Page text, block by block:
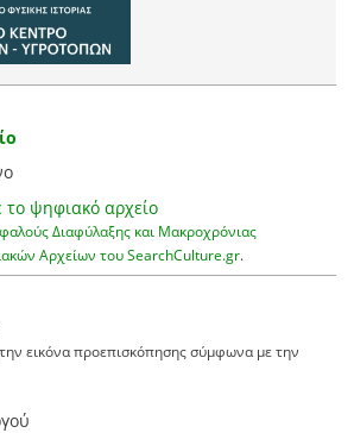
το ψηφιακό αρχείο
Διαφύλαξης και Μακροχρόνιας
Αρχείων του SearchCulture.gr.
εικόνα προεπισκόπησης σύμφωνα με την